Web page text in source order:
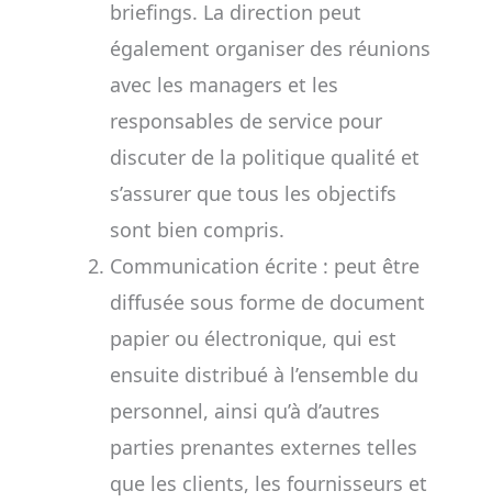
briefings. La direction peut
également organiser des réunions
avec les managers et les
responsables de service pour
discuter de la politique qualité et
s’assurer que tous les objectifs
sont bien compris.
Communication écrite : peut être
diffusée sous forme de document
papier ou électronique, qui est
ensuite distribué à l’ensemble du
personnel, ainsi qu’à d’autres
parties prenantes externes telles
que les clients, les fournisseurs et